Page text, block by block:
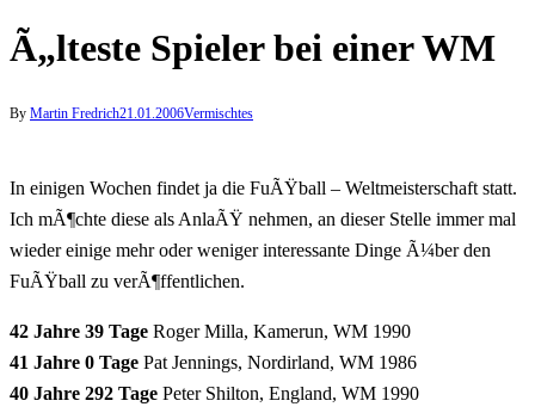
Ã„lteste Spieler bei einer WM
By Martin Fredrich21.01.2006Vermischtes
In einigen Wochen findet ja die FuÃŸball – Weltmeisterschaft statt.
Ich mÃ¶chte diese als AnlaÃŸ nehmen, an dieser Stelle immer mal
wieder einige mehr oder weniger interessante Dinge Ã¼ber den
FuÃŸball zu verÃ¶ffentlichen.
42 Jahre 39 Tage Roger Milla, Kamerun, WM 1990
41 Jahre 0 Tage Pat Jennings, Nordirland, WM 1986
40 Jahre 292 Tage Peter Shilton, England, WM 1990